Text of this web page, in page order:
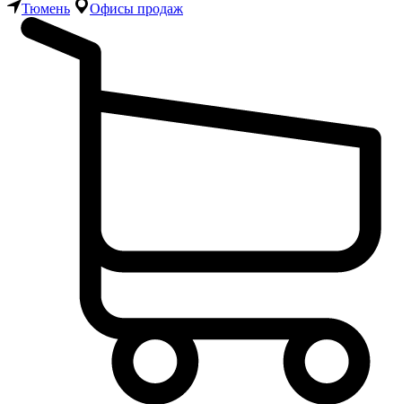
Тюмень Офисы продаж